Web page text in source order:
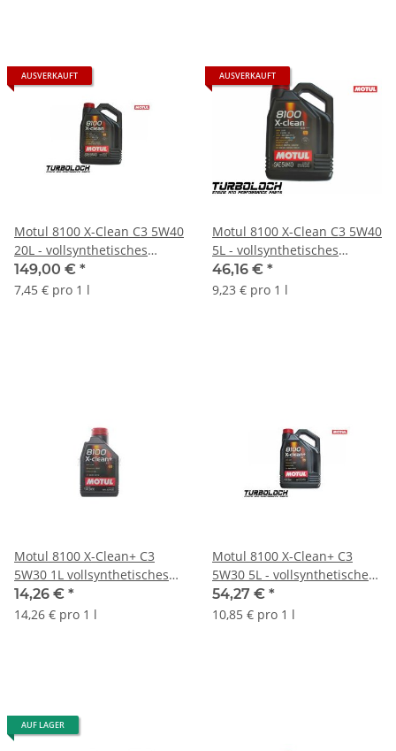
AUSVERKAUFT
Motul 8100 X-Clean C3 5W40
20L - vollsynthetisches
Motoröl - BMW MB Porsche
VW - 103991
149,00 € *
7,45 € pro 1 l
AUSVERKAUFT
Motul 8100 X-Clean C3 5W40
5L - vollsynthetisches
Motoröl - BMW MB Porsche
VW - 102051
46,16 € *
9,23 € pro 1 l
Motul 8100 X-Clean+ C3
5W30 1L vollsynthetisches
Motoröl 102259 BMW VW
Longlife
14,26 € *
14,26 € pro 1 l
Motul 8100 X-Clean+ C3
5W30 5L - vollsynthetisches
Motoröl - 102269
54,27 € *
10,85 € pro 1 l
AUF LAGER